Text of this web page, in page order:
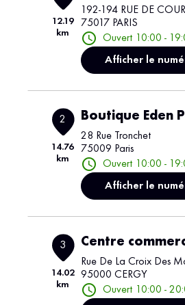
12.19
km
192-194 RUE DE
75017 PARIS
Ouvert 10:00 -
Afficher le
2
14.76
km
Boutique Eden
28 Rue Tronchet
75009 Paris
Ouvert 10:00 -
Afficher le
3
14.02
km
Centre
Rue De La Croix Des
95000 CERGY
Ouvert 10:00 -